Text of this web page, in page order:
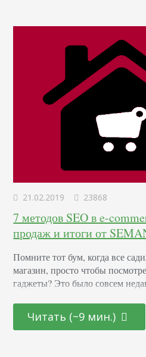
21.02.2019 23868
7 методов SEO в e-
продаж и итоги от
Помните тот бум, когда все
магазин, просто чтобы
гаджеты? Это было совсем
давно. Торговые центры
ритейлеров, и многие из них
Читать (~9 мин.)